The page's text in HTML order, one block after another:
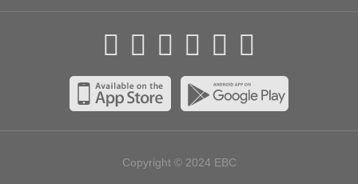
Copyright © 2024 EBC